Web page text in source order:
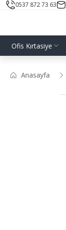
0537 872 73 63
Ofis Kırtasiye
Anasayfa